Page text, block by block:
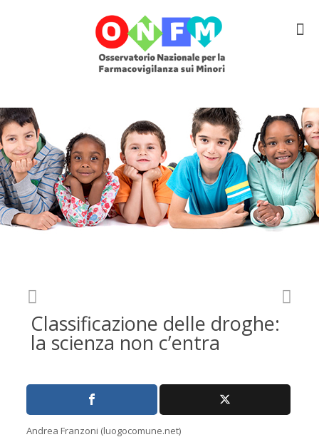
Classificazione delle droghe:
la scienza non c’entra
Andrea Franzoni (luogocomune.net)